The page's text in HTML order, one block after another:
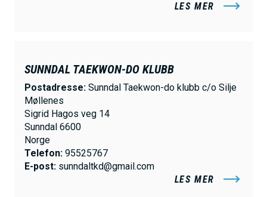
LES MER
SUNNDAL TAEKWON-DO KLUBB
Postadresse: Sunndal Taekwon-do klubb c/o Silje
Møllenes
Sigrid Hagos veg 14
Sunndal 6600
Norge
Telefon: 95525767
E-post: sunndaltkd@gmail.com
LES MER